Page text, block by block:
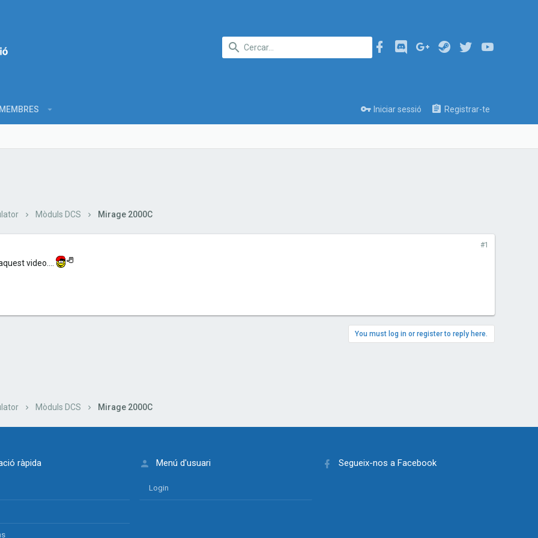
MEMBRES Iniciar sessió Registrar-te
Mòduls DCS Mirage 2000C
#1
video....
You must log in or register to reply here.
Mòduls DCS Mirage 2000C
ràpida Menú d'usuari
Login
Segueix-nos a Facebook